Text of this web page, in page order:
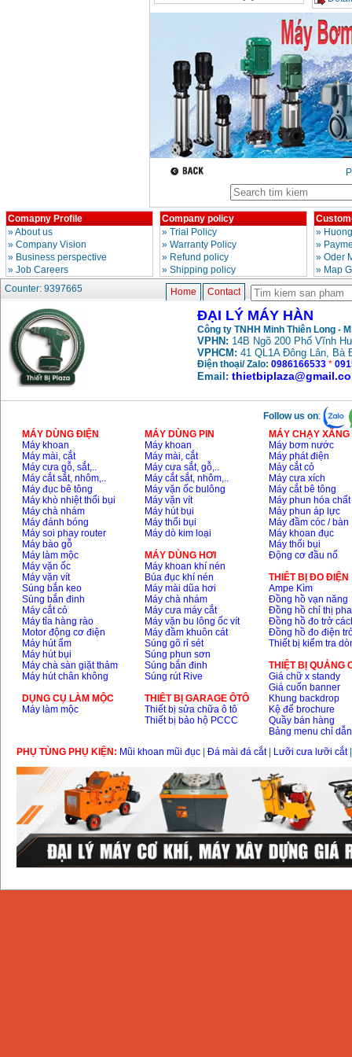
Comapny Profile
»About us
» Company Vision
» Business perspective
» Job Careers
Company policy
» Trial Policy
» Warranty Policy
» Refund policy
» Shipping policy
»
»
» Oder
» Map
Counter: 9397665
Home Contact
ĐẠI LÝ MÁY HÀN
Công ty TNHH Minh Thiên Long -
VPHN: 14B Ngõ 200 Phố Vĩnh
VPHCM: 41 QL1A Đông Lân, Bà
Điện thoại/ Zalo: 0986166533 *
Email:
Follow us on:
MÁY DÙNG ĐIỆN
Máy khoan
Máy mài, cắt
Máy cưa gỗ, sắt,..
Máy cắt sắt, nhôm,..
Máy đục bê tông
Máy khò nhiệt thổi bụi
Máy chà nhám
Máy đánh bóng
Máy soi phay router
Máy bào gỗ
Máy làm mộc
Máy vặn ốc
Máy vặn vít
Súng bắn keo
Súng bắn đinh
Máy cắt cỏ
Máy tỉa hàng rào
Motor động cơ điện
Máy hút ẩm
Máy hút bụi
Máy chà sàn giặt thảm
Máy hút chân không
DỤNG CỤ LÀM MỘC
Máy làm mộc
MÁY DÙNG PIN
Máy khoan
Máy mài, cắt
Máy cưa sắt, gỗ,..
Máy cắt sắt, nhôm,..
Máy vặn ốc bulông
Máy vặn vít
Máy hút bụi
Máy thổi bụi
Máy dò kim loại
MÁY DÙNG HƠI
Máy khoan khí nén
Búa đục khí nén
Máy mài dũa hơi
Máy chà nhám
Máy cưa máy cắt
Máy vặn bu lông ốc vít
Máy đầm khuôn cát
Súng gõ rỉ sét
Súng phun sơn
Súng bắn đinh
Súng rút Rive
THIÊT BỊ GARAGE ÔTÔ
Thiết bị sửa chữa ô tô
Thiết bị bảo hộ PCCC
MÁY CHẠY
Máy bơm nước
Máy phát điện
Máy cắt cỏ
Máy cưa xích
Máy cắt bê tông
Máy phun hóa chất
Máy phun áp lực
Máy đầm cóc / bàn
Máy khoan đục
Máy thổi bụi
Động cơ đầu nổ
THIÊT BỊ ĐO ĐIỆN
Ampe Kìm
Đồng hồ vạn năng
Đồng hồ chỉ thị pha
Đồng hồ đo trở
Đồng hồ đo điện
Thiết bị kiểm tra
THIỆT BỊ QUẢNG
Giá chữ x standy
Giá cuốn banner
Khung backdrop
Kệ để brochure
Quầy bán hàng
Bảng menu chỉ dẫn
PHỤ TÙNG PHỤ KIỆN: Mũi khoan mũi đục Đá mài đá cắt| Lưỡi cưa lưỡi cắt